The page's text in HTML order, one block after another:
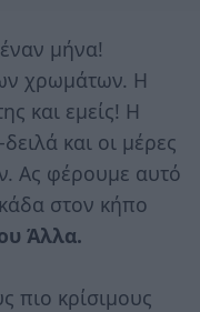
μήνα!
χρωμάτων. Η
και εμείς! Η
και οι μέρες
Ας φέρουμε αυτό
στον κήπο
Άλλα.
πιο κρίσιμους